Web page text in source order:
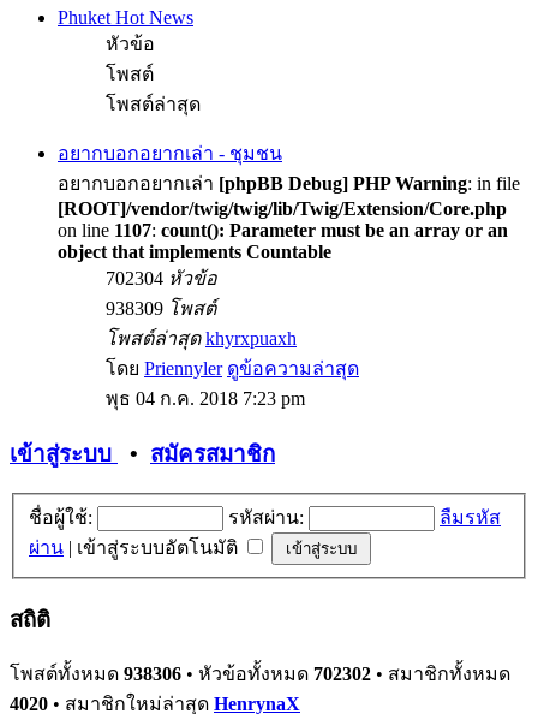
Phuket Hot News
หัวข้อ
โพสต์
โพสต์ล่าสุด
อยากบอกอยากเล่า - ชุมชน
อยากบอกอยากเล่า [phpBB Debug] PHP Warning: in file
[ROOT]/vendor/twig/twig/lib/Twig/Extension/Core.php
on line 1107: count(): Parameter must be an array or an
object that implements Countable
702304 หัวข้อ
938309 โพสต์
โพสต์ล่าสุด khyrxpuaxh
โดย Priennyler ดูข้อความล่าสุด
พุธ 04 ก.ค. 2018 7:23 pm
เข้าสู่ระบบ • สมัครสมาชิก
ชื่อผู้ใช้: รหัสผ่าน:
ลืมรหัส
ผ่าน | เข้าสู่ระบบอัตโนมัติ
สถิติ
โพสต์ทั้งหมด 938306 • หัวข้อทั้งหมด 702302 • สมาชิกทั้งหมด
4020 • สมาชิกใหม่ล่าสุด HenrynaX